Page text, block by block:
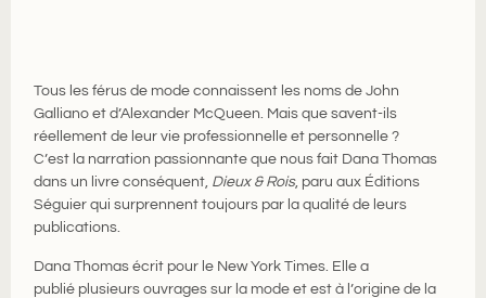
Tous les férus de mode connaissent les noms de John
Galliano et d’Alexander McQueen. Mais que savent-ils
réellement de leur vie professionnelle et personnelle ?
C’est la narration passionnante que nous fait Dana Thomas
dans un livre conséquent, Dieux & Rois, paru aux Éditions
Séguier qui surprennent toujours par la qualité de leurs
publications.
Dana Thomas écrit pour le New York Times. Elle a
publié plusieurs ouvrages sur la mode et est à l’origine de la